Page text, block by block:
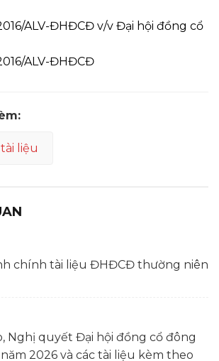
ALV-ĐHĐCĐ v/v Đại hội đồng cổ
ALV-ĐHĐCĐ
liệu
chính tài liệu ĐHĐCĐ thường niên
Nghị quyết Đại hội đồng cổ đông
2026 và các tài liệu kèm theo